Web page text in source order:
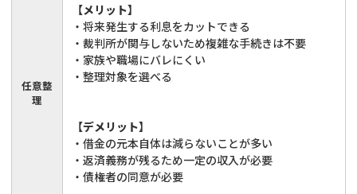
任意整
理
【メリット】
・将来発生する利息をカットできる
・裁判所が関与しないため複雑な手続きは不要
・家族や職場にバレにくい
・整理対象を選べる
【デメリット】
・借金の元本自体は減らないことが多い
・返済義務が残るため一定の収入が必要
・債権者の同意が必要